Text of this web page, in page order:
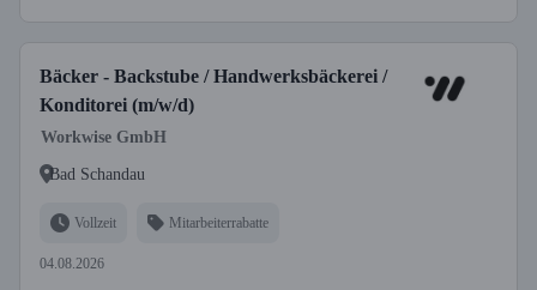
Bäcker - Backstube / Handwerksbäckerei /
Konditorei (m/w/d)
Workwise GmbH
Bad Schandau
Vollzeit Mitarbeiterrabatte
04.08.2026